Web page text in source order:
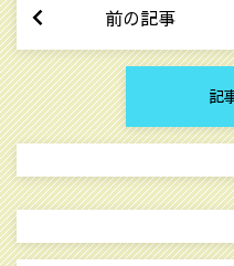
前の記事
記